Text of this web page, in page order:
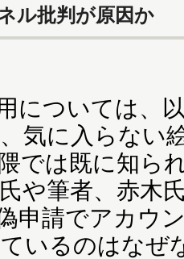
ル批判が原因か
については、
気に入らない
では既に知ら
や筆者、赤木
申請でアカウ
いるのはなぜ